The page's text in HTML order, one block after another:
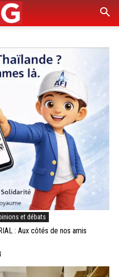
et débats
: Aux côtés de nos amis